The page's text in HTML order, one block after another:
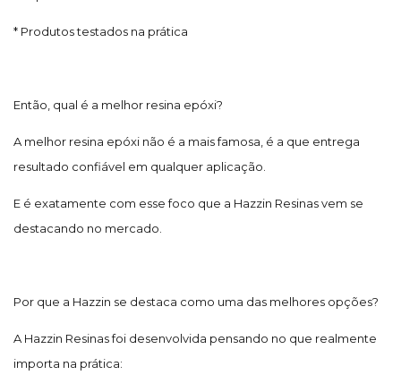
* Produtos testados na prática
Então, qual é a melhor resina epóxi?
A melhor resina epóxi não é a mais famosa, é a que entrega
resultado confiável em qualquer aplicação.
E é exatamente com esse foco que a Hazzin Resinas vem se
destacando no mercado.
Por que a Hazzin se destaca como uma das melhores opções?
A Hazzin Resinas foi desenvolvida pensando no que realmente
importa na prática: